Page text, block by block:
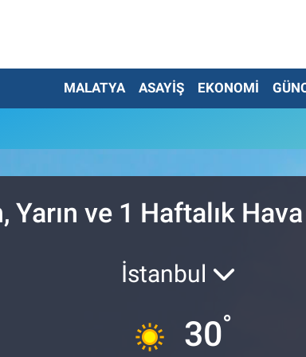
MALATYA ASAYİŞ EKONOMİ
Yarın ve 1 Haftalık
İstanbul
30°